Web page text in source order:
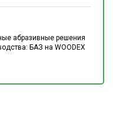
абразивные решения
БАЗ на WOODEX